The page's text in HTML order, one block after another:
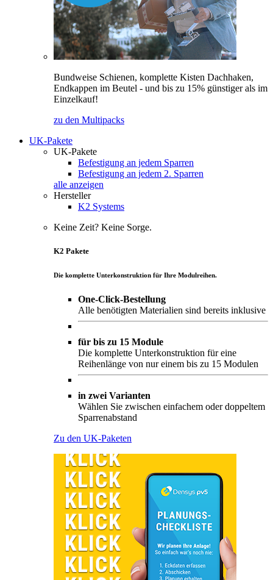
Bundweise Schienen, komplette Kisten Dachhaken,
Endkappen im Beutel - und bis zu 15% günstiger als im
Einzelkauf!
zu den Multipacks
UK-Pakete
UK-Pakete
Befestigung an jedem Sparren
Befestigung an jedem 2. Sparren
alle anzeigen
Hersteller
K2 Systems
Keine Zeit? Keine Sorge.
K2 Pakete
Die komplette Unterkonstruktion für Ihre Modulreihen.
One-Click-Bestellung
Alle benötigten Materialien sind bereits inklusive
für bis zu 15 Module
Die komplette Unterkonstruktion für eine
Reihenlänge von nur einem bis zu 15 Modulen
in zwei Varianten
Wählen Sie zwischen einfachem oder doppeltem
Sparrenabstand
Zu den UK-Paketen